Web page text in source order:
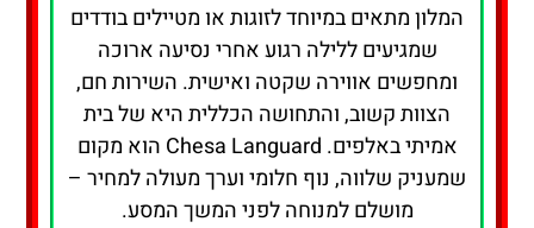
המלון מתאים במיוחד לזוגות או מטיילים בודדים
שמגיעים ללילה רגוע אחרי נסיעה ארוכה
ומחפשים אווירה שקטה ואישית. השירות חם,
הצוות קשוב, והתחושה הכללית היא של בית
אמיתי באלפים. Chesa Languard הוא מקום
שמעניק שלווה, נוף חלומי וערך מעולה למחיר –
מושלם למנוחה לפני המשך המסע.